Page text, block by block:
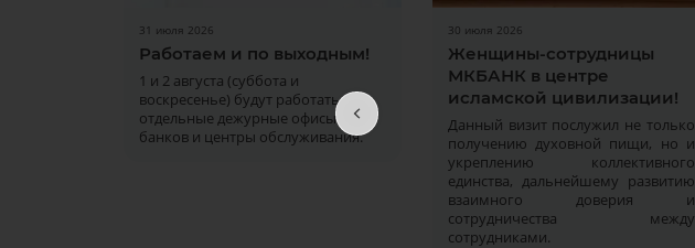
31 июля 2026
Работаем и по выходным!
1 и 2 августа (суббота и
воскресенье) будут работать
отдельные дежурные офисы
банков и центры обслуживания.
30 июля 2026
Женщины-сотрудницы
МКБАНК в центре
исламской цивилизации!
Данный визит послужил не только
получению духовной пищи, но и
укреплению коллективного
единства, дальнейшему развитию
взаимного доверия и
сотрудничества между
сотрудниками.